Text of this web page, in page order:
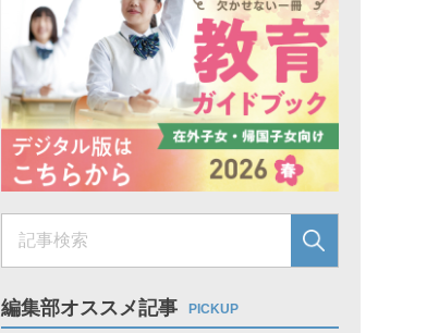
編集部オススメ記事 PICKUP